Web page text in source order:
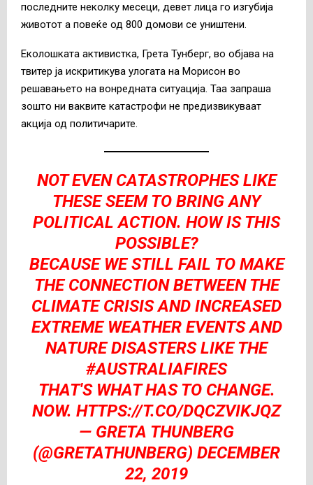
последните неколку месеци, девет лица го изгубија
животот а повеќе од 800 домови се уништени.
Еколошката активистка, Грета Тунберг, во објава на
твитер ја искритикува улогата на Морисон во
решавањето на вонредната ситуација. Таа запраша
зошто ни ваквите катастрофи не предизвикуваат
акција од политичарите.
NOT EVEN CATASTROPHES LIKE
THESE SEEM TO BRING ANY
POLITICAL ACTION. HOW IS THIS
POSSIBLE?
BECAUSE WE STILL FAIL TO MAKE
THE CONNECTION BETWEEN THE
CLIMATE CRISIS AND INCREASED
EXTREME WEATHER EVENTS AND
NATURE DISASTERS LIKE THE
#AUSTRALIAFIRES
THAT'S WHAT HAS TO CHANGE.
NOW. HTTPS://T.CO/DQCZVIKJQZ
— GRETA THUNBERG
(@GRETATHUNBERG) DECEMBER
22, 2019